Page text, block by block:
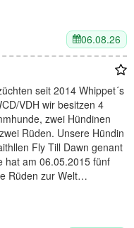
06.08.26
seit 2014 Whippet´s
VDH wir besitzen 4
zwei Hündinen
Rüden. Unsere Hündin
Fly Till Dawn genant
hat am 06.05.2015 fünf
Rüden zur Welt…